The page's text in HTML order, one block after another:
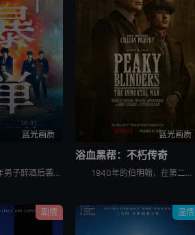
蓝光画质
一个神秘中年男子醉酒后袭击了一台自动售货机和便利店店员，被警方拘留。他声称自己拥有超能力，并预测东京将有炸弹。从秋叶原爆炸事件算起，他预测接下来还会有三次爆炸，间隔一小时。随后，他一边回避着警察的
蓝光画质
浴血黑帮：不朽传奇
1940年的伯明翰，在第二次世界大战的混乱中，汤米·谢尔比（基里安·墨菲 饰）从自我放逐中回归，直面着迄今为止最具破坏性的清算。家族和国家的未来岌岌可危，汤米必须面对自己心中的恶魔，并选择是直面它
剧情 温情